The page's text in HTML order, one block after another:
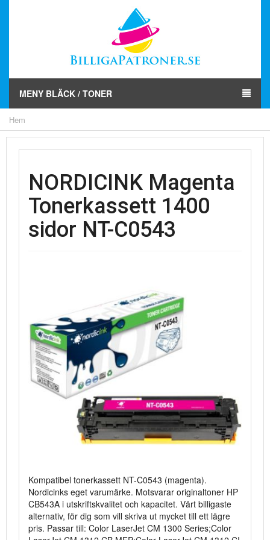
MENY BLÄCK / TONER
Hem
NORDICINK Magenta
Tonerkassett 1400
sidor NT-C0543
Kompatibel tonerkassett NT-C0543 (magenta).
Nordicinks eget varumärke. Motsvarar originaltoner HP
CB543A i utskriftskvalitet och kapacitet. Vårt billigaste
alternativ, för dig som vill skriva ut mycket till ett lägre
pris. Passar till: Color LaserJet CM 1300 Series;Color